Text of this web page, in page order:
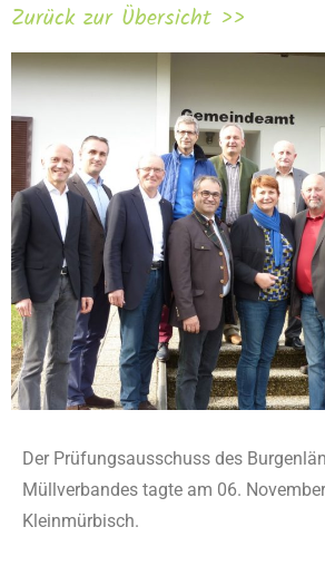
Zurück zur Übersicht >>
Der Prüfungsausschuss des
Müllverbandes tagte am 06.
Kleinmürbisch.